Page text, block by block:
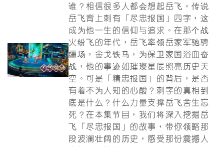
谁？相信很多人都会想起岳飞。传说
岳飞背上刺有「尽忠报国」四字，这
成为他一生的信仰与追求。在那个战
火纷飞的年代，岳飞率领岳家军驰骋
疆场，金戈铁马，为保卫家国浴血奋
战，他的事迹如璀璨星辰照亮历史天
空。可是「精忠报国」的背后，是否
有着不为人知的心酸？刺字的真相到
底是什么？什么力量支撑岳飞舍生忘
死？在本集节目，我们将深入挖掘岳
飞「尽忠报国」的故事，带你领略那
段波澜壮阔的历史，感受那份震撼人